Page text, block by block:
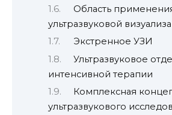
Область
ультразвуковой
Экстренное УЗИ
Ультразвуковое
интенсивной терапии
Комплексная
ультразвукового